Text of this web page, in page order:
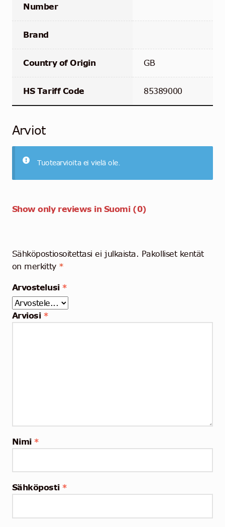
Number
Brand
Country of Origin GB
HS Tariff Code 85389000
Arviot
Tuotearvioita ei vielä ole.
Show only reviews in Suomi (0)
Sähköpostiosoitettasi ei julkaista. Pakolliset kentät
on merkitty *
Arvostelusi *
Arviosi *
Nimi *
Sähköposti *